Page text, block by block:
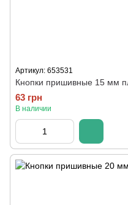
Артикул: 653531
Кнопки пришивные 15 мм
63 грн
В наличии